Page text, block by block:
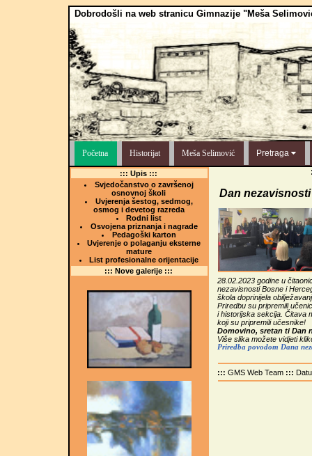
Dobrodošli na web stranicu Gimnazije "Meša
Početna Historijat Meša Selimović Pretraga
::: Upis :::
Svjedočanstvo o završenoj
osnovnoj školi
Uvjerenja šestog, sedmog,
osmog i devetog razreda
Rodni list
Osvojena priznanja i nagrade
Pedagoški karton
Uvjerenje o polaganju eksterne
mature
List profesionalne orijentacije
::: Nove galerije :::
Dan
28.02.2023 godine u
nezavisnosti Bosne i
škola doprinijela
Priredbu su pripremili
i historijska sekcija. Čitava
koji su pripremili učesnike!
Domovino, sretan ti Dan
Više slika možete vidjeti
Priredba povodom Dana
:::GMS Web Team :::